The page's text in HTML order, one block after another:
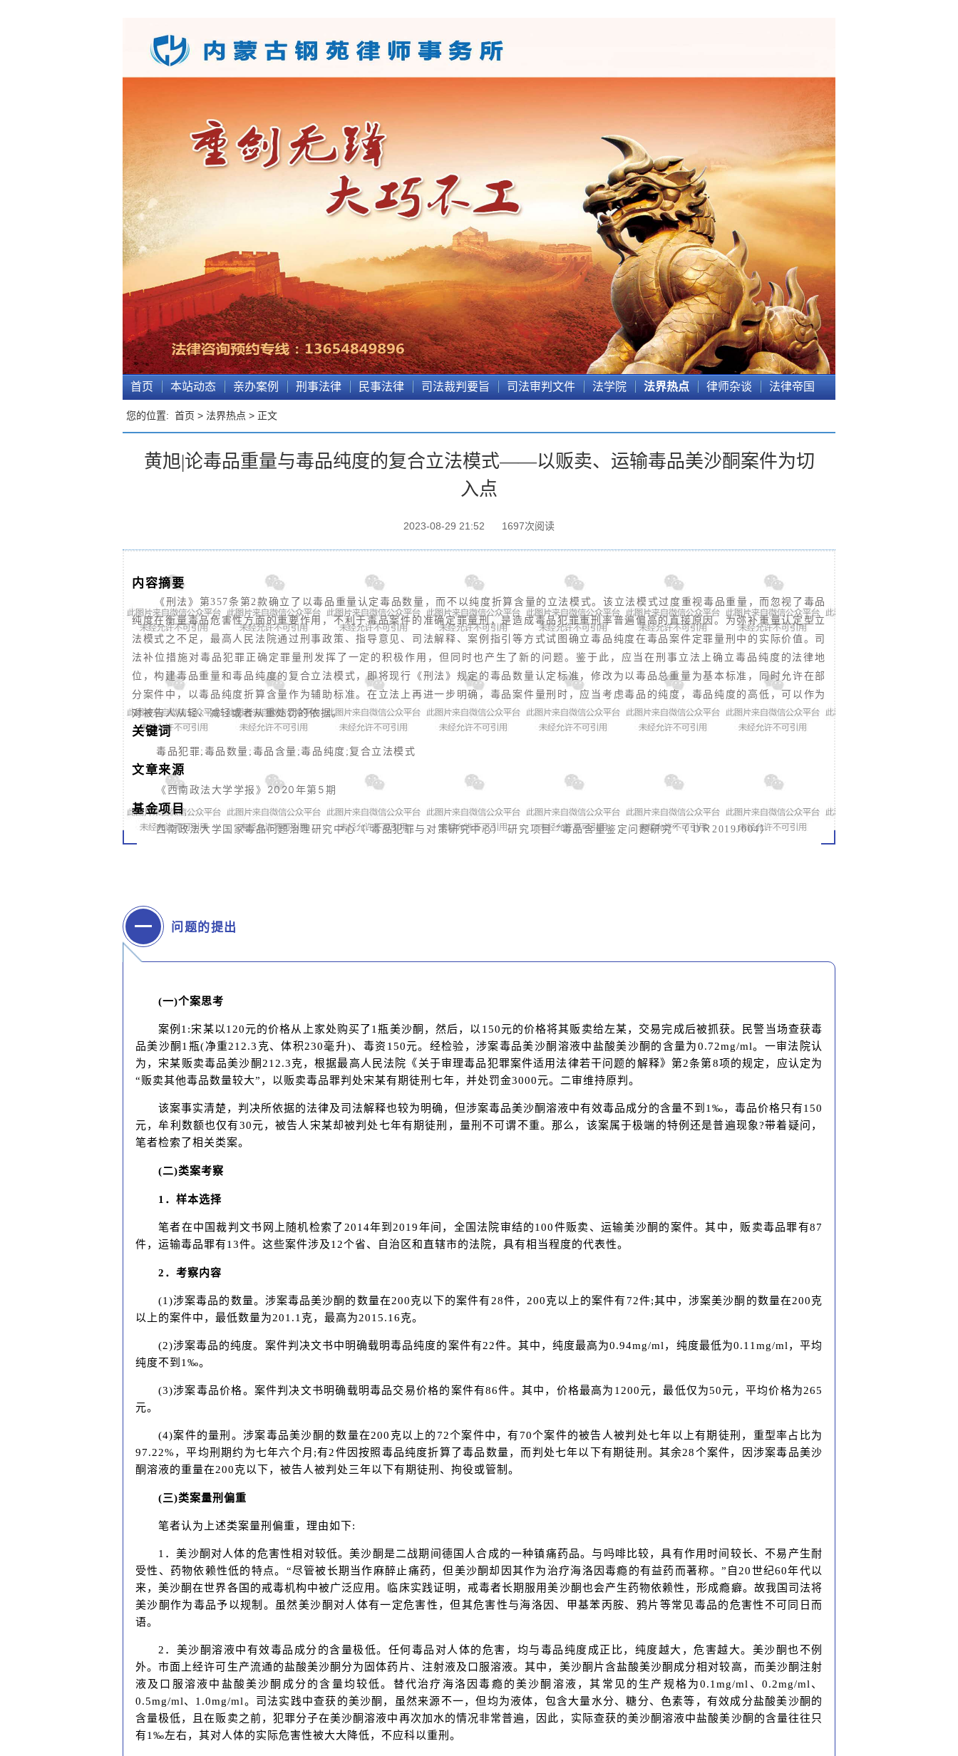
首页 本站动态 亲办案例 刑事法律 民事法律 司法裁判要旨 司法审判文件 法学院 法界热点 律师杂谈 法律帝国
您的位置: 首页 > 法界热点 > 正文
黄旭|论毒品重量与毒品纯度的复合立法模式——以贩卖、运输毒品美沙酮案件为切
入点
2023-08-29 21:52 1697次阅读
内容摘要
《刑法》第357条第2款确立了以毒品重量认定毒品数量，而不以纯度折算含量的立法模式。该立法模式过度重视毒品重量，而忽视了毒品
纯度在衡量毒品危害性方面的重要作用，不利于毒品案件的准确定罪量刑，是造成毒品犯罪重刑率普遍偏高的直接原因。为弥补重量认定型立
法模式之不足，最高人民法院通过刑事政策、指导意见、司法解释、案例指引等方式试图确立毒品纯度在毒品案件定罪量刑中的实际价值。司
法补位措施对毒品犯罪正确定罪量刑发挥了一定的积极作用，但同时也产生了新的问题。鉴于此，应当在刑事立法上确立毒品纯度的法律地
位，构建毒品重量和毒品纯度的复合立法模式，即将现行《刑法》规定的毒品数量认定标准，修改为以毒品总重量为基本标准，同时允许在部
分案件中，以毒品纯度折算含量作为辅助标准。在立法上再进一步明确，毒品案件量刑时，应当考虑毒品的纯度，毒品纯度的高低，可以作为
对被告人从轻、减轻或者从重处罚的依据。
关键词
毒品犯罪;毒品数量;毒品含量;毒品纯度;复合立法模式
文章来源
《西南政法大学学报》2020年第5期
基金项目
西南政法大学国家毒品问题治理研究中心（ 毒品犯罪与对策研究中心） 研究项目 “毒品含量鉴定问题研究”（ DＲ2019J004）
一 问题的提出
(一)个案思考
案例1:宋某以120元的价格从上家处购买了1瓶美沙酮，然后，以150元的价格将其贩卖给左某，交易完成后被抓获。民警当场查获毒
品美沙酮1瓶(净重212.3克、体积230毫升)、毒资150元。经检验，涉案毒品美沙酮溶液中盐酸美沙酮的含量为0.72mg/ml。一审法院认
为，宋某贩卖毒品美沙酮212.3克，根据最高人民法院《关于审理毒品犯罪案件适用法律若干问题的解释》第2条第8项的规定，应认定为
“贩卖其他毒品数量较大”，以贩卖毒品罪判处宋某有期徒刑七年，并处罚金3000元。二审维持原判。
该案事实清楚，判决所依据的法律及司法解释也较为明确，但涉案毒品美沙酮溶液中有效毒品成分的含量不到1‰，毒品价格只有150
元，牟利数额也仅有30元，被告人宋某却被判处七年有期徒刑，量刑不可谓不重。那么，该案属于极端的特例还是普遍现象?带着疑问，
笔者检索了相关类案。
(二)类案考察
1．样本选择
笔者在中国裁判文书网上随机检索了2014年到2019年间，全国法院审结的100件贩卖、运输美沙酮的案件。其中，贩卖毒品罪有87
件，运输毒品罪有13件。这些案件涉及12个省、自治区和直辖市的法院，具有相当程度的代表性。
2．考察内容
(1)涉案毒品的数量。涉案毒品美沙酮的数量在200克以下的案件有28件，200克以上的案件有72件;其中，涉案美沙酮的数量在200克
以上的案件中，最低数量为201.1克，最高为2015.16克。
(2)涉案毒品的纯度。案件判决文书中明确载明毒品纯度的案件有22件。其中，纯度最高为0.94mg/ml，纯度最低为0.11mg/ml，平均
纯度不到1‰。
(3)涉案毒品价格。案件判决文书明确载明毒品交易价格的案件有86件。其中，价格最高为1200元，最低仅为50元，平均价格为265
元。
(4)案件的量刑。涉案毒品美沙酮的数量在200克以上的72个案件中，有70个案件的被告人被判处七年以上有期徒刑，重型率占比为
97.22%，平均刑期约为七年六个月;有2件因按照毒品纯度折算了毒品数量，而判处七年以下有期徒刑。其余28个案件，因涉案毒品美沙
酮溶液的重量在200克以下，被告人被判处三年以下有期徒刑、拘役或管制。
(三)类案量刑偏重
笔者认为上述类案量刑偏重，理由如下:
1．美沙酮对人体的危害性相对较低。美沙酮是二战期间德国人合成的一种镇痛药品。与吗啡比较，具有作用时间较长、不易产生耐
受性、药物依赖性低的特点。“尽管被长期当作麻醉止痛药，但美沙酮却因其作为治疗海洛因毒瘾的有益药而著称。”自20世纪60年代以
来，美沙酮在世界各国的戒毒机构中被广泛应用。临床实践证明，戒毒者长期服用美沙酮也会产生药物依赖性，形成瘾癖。故我国司法将
美沙酮作为毒品予以规制。虽然美沙酮对人体有一定危害性，但其危害性与海洛因、甲基苯丙胺、鸦片等常见毒品的危害性不可同日而
语。
2．美沙酮溶液中有效毒品成分的含量极低。任何毒品对人体的危害，均与毒品纯度成正比，纯度越大，危害越大。美沙酮也不例
外。市面上经许可生产流通的盐酸美沙酮分为固体药片、注射液及口服溶液。其中，美沙酮片含盐酸美沙酮成分相对较高，而美沙酮注射
液及口服溶液中盐酸美沙酮成分的含量均较低。替代治疗海洛因毒瘾的美沙酮溶液，其常见的生产规格为0.1mg/ml、0.2mg/ml、
0.5mg/ml、1.0mg/ml。司法实践中查获的美沙酮，虽然来源不一，但均为液体，包含大量水分、糖分、色素等，有效成分盐酸美沙酮的
含量极低，且在贩卖之前，犯罪分子在美沙酮溶液中再次加水的情况非常普遍，因此，实际查获的美沙酮溶液中盐酸美沙酮的含量往往只
有1‰左右，其对人体的实际危害性被大大降低，不应科以重刑。